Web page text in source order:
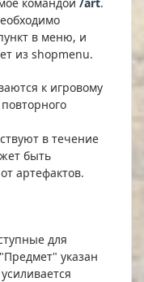
в меню, и
из shopmenu.
к игровому
в течение
быть
артефактов.
для
указан